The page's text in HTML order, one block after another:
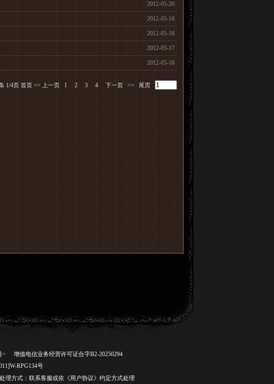
2012-05-20
2012-05-18
2012-05-18
2012-05-17
2012-05-16
1/4页 首页 << 上一页 1 2 3 4 下一页 >> 尾页
>
增值电信业务经营许可证合字B2-20250294
RPG134号
理方式：联系客服或依《用户协议》约定方式处理